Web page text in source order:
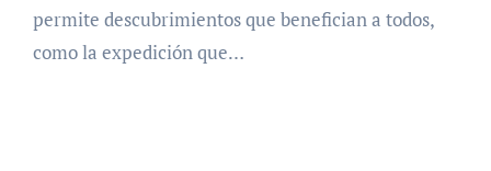
permite descubrimientos que benefician a todos,
como la expedición que…